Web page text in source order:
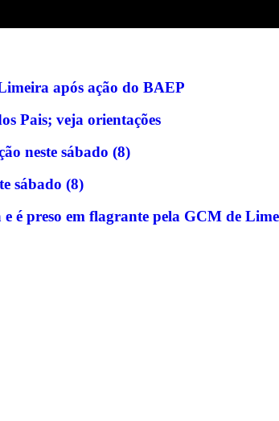
após ação do BAEP
Pais; veja orientações
neste sábado (8)
sábado (8)
é preso em flagrante pela GCM de